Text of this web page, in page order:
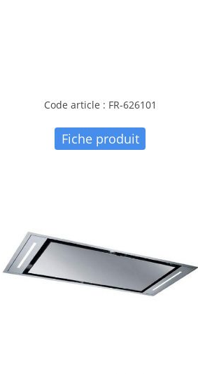
Code article : FR-626101
Fiche produit